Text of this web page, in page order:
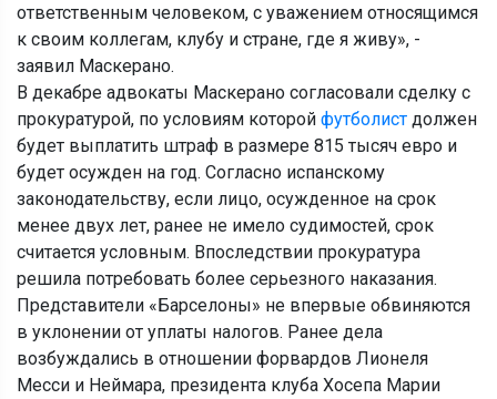
ответственным человеком, с уважением относящимся
к своим коллегам, клубу и стране, где я живу», -
заявил Маскерано.
В декабре адвокаты Маскерано согласовали сделку с
прокуратурой, по условиям которой футболист должен
будет выплатить штраф в размере 815 тысяч евро и
будет осужден на год. Согласно испанскому
законодательству, если лицо, осужденное на срок
менее двух лет, ранее не имело судимостей, срок
считается условным. Впоследствии прокуратура
решила потребовать более серьезного наказания.
Представители «Барселоны» не впервые обвиняются
в уклонении от уплаты налогов. Ранее дела
возбуждались в отношении форвардов Лионеля
Месси и Неймара, президента клуба Хосепа Марии